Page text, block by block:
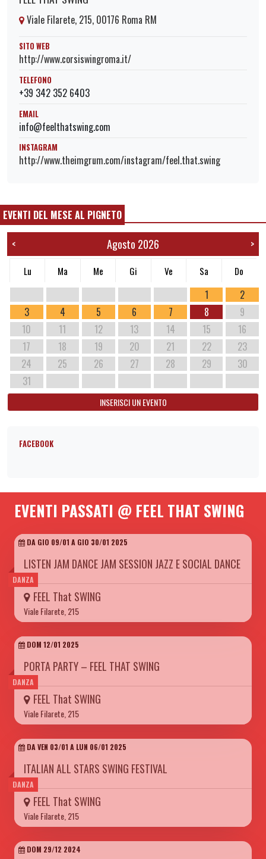
Viale Filarete, 215, 00176 Roma RM
SITO WEB
http://www.corsiswingroma.it/
TELEFONO
+39 342 352 6403
EMAIL
info@feelthatswing.com
INSTAGRAM
http://www.theimgrum.com/instagram/feel.that.swing
EVENTI DEL MESE AL PIGNETO
< Agosto 2026 >
Lu Ma Me Gi Ve Sa Do
1
2
3
4 5 6 7 8
9
10
11 12 13 14 15
16
17
18 19 20 21 22
23
24
25 26 27 28 29
30
31
INSERISCI UN EVENTO
FACEBOOK
EVENTI PASSATI @ FEEL THAT SWING
DANZA
DA GIO 09/01 A GIO 30/01 2025
LISTEN JAM DANCE JAM SESSION JAZZ E SOCIAL DANCE
FEEL That SWING
Viale Filarete, 215
DANZA
DOM 12/01 2025
PORTA PARTY – FEEL THAT SWING
FEEL That SWING
Viale Filarete, 215
DANZA
DA VEN 03/01 A LUN 06/01 2025
ITALIAN ALL STARS SWING FESTIVAL
FEEL That SWING
Viale Filarete, 215
DOM 29/12 2024